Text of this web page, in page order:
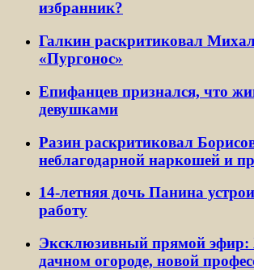
избранник?
Галкин раскритиковал
«Пургонос»
Епифанцев признался, что
девушками
Разин раскритиковал
неблагодарной наркошей и
14-летняя дочь Панина
работу
Эксклюзивный прямой
дачном огороде, новой